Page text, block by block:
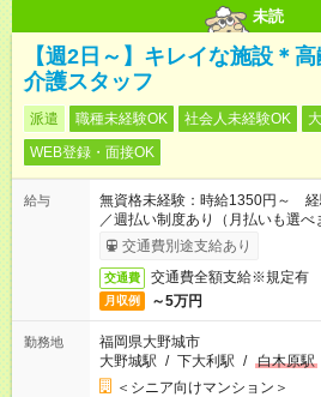
未読
【週2日～】キレイな施設＊
介護スタッフ
派遣 職種未経験OK 社会人未経験OK
WEB登録・面接OK
給与
無資格未経験：時給1350円～
／週払い制度あり（月払いも選
了次第のお支払いとなります。
交通費別途支給あり
交通費 交通費全額支給※規定有
月収例 ～5万円
勤務地
福岡県大野城市
大野城駅 / 下大利駅 / 白木原駅
＜シニア向けマンション＞